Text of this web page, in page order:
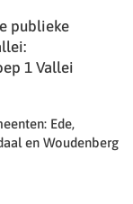
publieke
1 Vallei
Ede,
en Woudenberg